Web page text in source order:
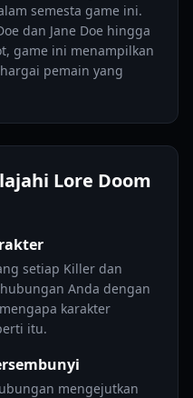
semesta game ini.
dan Jane Doe hingga
game ini menampilkan
pemain yang
Lore Doom
setiap Killer dan
Anda dengan
karakter
itu.
mengejutkan